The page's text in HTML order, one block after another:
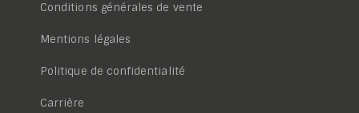
Conditions générales de vente
Mentions légales
Politique de confidentialité
Carrière